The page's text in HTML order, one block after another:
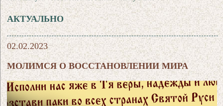
АКТУАЛЬНО
02.02.2023
МОЛИМСЯ О ВОССТАНОВЛЕНИИ МИРА